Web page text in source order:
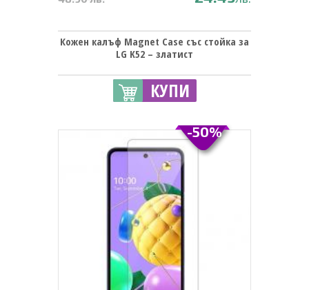
Кожен калъф Magnet Case със стойка за
LG K52 – златист
КУПИ
-50%